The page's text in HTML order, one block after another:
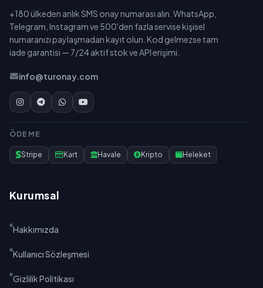
+180 ülkeden anlık SMS onay numarası alın. WhatsApp,
Telegram, Instagram ve 500'den fazla servise kişisel
numaranızı paylaşmadan kayıt olun. Kod gelmezse tam
iade garantisi — 7/24 aktif stok ve API erişimi.
info@turonay.com
ÖDEME
Stripe Kart Havale Kripto Heleket
Kurumsal
Hakkımızda
Kullanıcı Sözleşmesi
Gizlilik Politikası